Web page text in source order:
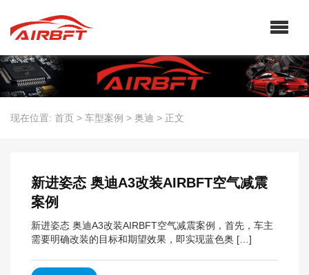
现在位置: 首页 > 车型案例 > 奥迪 > 正文
新进姿态 奥迪A3改装AIRBFT空气减震
案例
新进姿态 奥迪A3改装AIRBFT空气减震案例，首先，车主
需要明确改装的目标和期望效果，即实现蓝色奥 […]